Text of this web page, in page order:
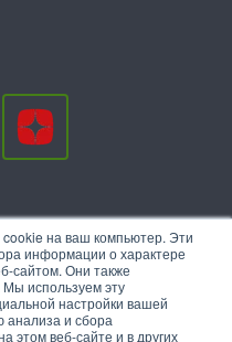
на ваш компьютер. Эти
информации о характере
сайтом. Они также
используем эту
настройки вашей
анализа и сбора
этом веб-сайте и в других